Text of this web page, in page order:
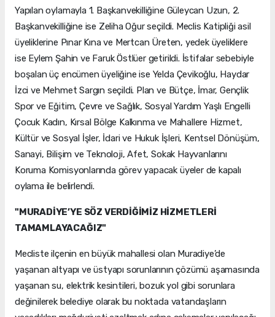
Yapılan oylamayla 1. Başkanvekilliğine Güleycan Uzun, 2.
Başkanvekilliğine ise Zeliha Oğur seçildi. Meclis Katipliği asil
üyeliklerine Pınar Kına ve Mertcan Üreten, yedek üyeliklere
ise Eylem Şahin ve Faruk Östlüer getirildi. İstifalar sebebiyle
boşalan üç encümen üyeliğine ise Yelda Çevikoğlu, Haydar
İzci ve Mehmet Sargın seçildi. Plan ve Bütçe, İmar, Gençlik
Spor ve Eğitim, Çevre ve Sağlık, Sosyal Yardım Yaşlı Engelli
Çocuk Kadın, Kırsal Bölge Kalkınma ve Mahallere Hizmet,
Kültür ve Sosyal İşler, İdari ve Hukuk İşleri, Kentsel Dönüşüm,
Sanayi, Bilişim ve Teknoloji, Afet, Sokak Hayvanlarını
Koruma Komisyonlarında görev yapacak üyeler de kapalı
oylama ile belirlendi.
"MURADİYE’YE SÖZ VERDİĞİMİZ HİZMETLERİ
TAMAMLAYACAĞIZ"
Mecliste ilçenin en büyük mahallesi olan Muradiye’de
yaşanan altyapı ve üstyapı sorunlarının çözümü aşamasında
yaşanan su, elektrik kesintileri, bozuk yol gibi sorunlara
değinilerek belediye olarak bu noktada vatandaşların